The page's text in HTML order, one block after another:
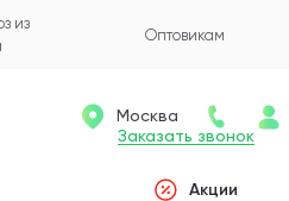
из
Оптовикам
Заказать звонок
Москва
Акции